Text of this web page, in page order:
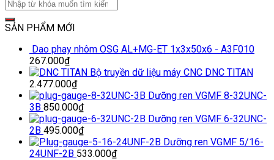
SẢN PHẨM MỚI
Dao phay nhôm OSG AL+MG-ET 1x3x50x6 - A3F010
267.000₫
Bộ truyền dữ liệu máy CNC DNC TITAN
2.477.000₫
Dưỡng ren VGMF 8-32UNC-
3B 850.000₫
Dưỡng ren VGMF 6-32UNC-
2B 495.000₫
Dưỡng ren VGMF 5/16-
24UNF-2B 533.000₫